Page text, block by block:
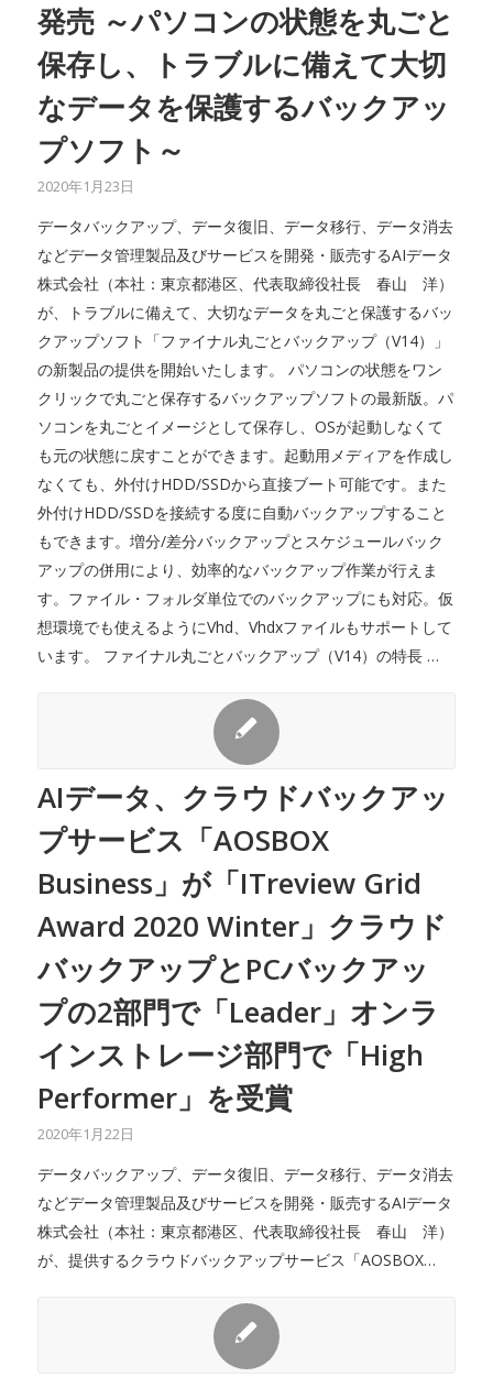
発売 ～パソコンの状態を丸ごと
保存し、トラブルに備えて大切
なデータを保護するバックアッ
プソフト～
2020年1月23日
データバックアップ、データ復旧、データ移行、データ消去
などデータ管理製品及びサービスを開発・販売するAIデータ
株式会社（本社：東京都港区、代表取締役社長 春山 洋）
が、トラブルに備えて、大切なデータを丸ごと保護するバッ
クアップソフト「ファイナル丸ごとバックアップ（V14）」
の新製品の提供を開始いたします。 パソコンの状態をワン
クリックで丸ごと保存するバックアップソフトの最新版。パ
ソコンを丸ごとイメージとして保存し、OSが起動しなくて
も元の状態に戻すことができます。起動用メディアを作成し
なくても、外付けHDD/SSDから直接ブート可能です。また
外付けHDD/SSDを接続する度に自動バックアップすること
もできます。増分/差分バックアップとスケジュールバック
アップの併用により、効率的なバックアップ作業が行えま
す。ファイル・フォルダ単位でのバックアップにも対応。仮
想環境でも使えるようにVhd、Vhdxファイルもサポートして
います。 ファイナル丸ごとバックアップ（V14）の特長 …
AIデータ、クラウドバックアッ
プサービス「AOSBOX
Business」が「ITreview Grid
Award 2020 Winter」クラウド
バックアップとPCバックアッ
プの2部門で「Leader」オンラ
インストレージ部門で「High
Performer」を受賞
2020年1月22日
データバックアップ、データ復旧、データ移行、データ消去
などデータ管理製品及びサービスを開発・販売するAIデータ
株式会社（本社：東京都港区、代表取締役社長 春山 洋）
が、提供するクラウドバックアップサービス「AOSBOX…